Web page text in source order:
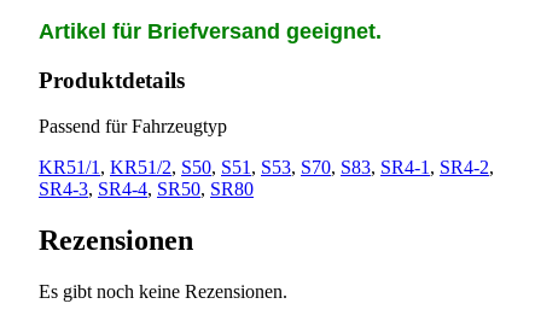
Artikel für Briefversand geeignet.
Produktdetails
Passend für Fahrzeugtyp
KR51/1 , KR51/2, S50, S51 , S53, S70, S83, SR4-1 , SR4-2,
SR4-3, SR4-4, SR50, SR80
Rezensionen
Es gibt noch keine Rezensionen.